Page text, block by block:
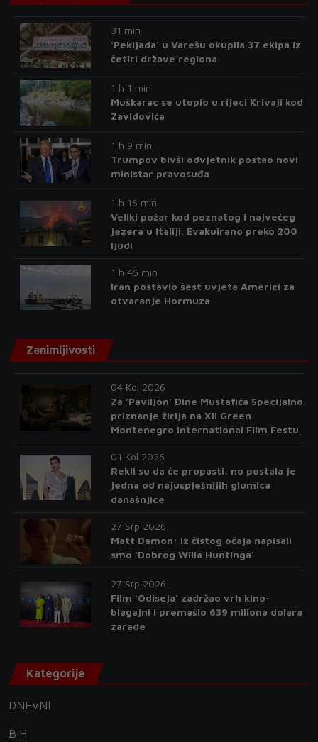
31 min
'Pekijada' u Varešu okupila 37 ekipa iz
četiri države regiona
1 h 1 min
Muškarac se utopio u rijeci Krivaji kod
Zavidovića
1 h 9 min
Trumpov bivši odvjetnik postao novi
ministar pravosuđa
1 h 16 min
Veliki požar kod poznatog i najvećeg
jezera u Italiji. Evakuirano preko 200
ljudi
1 h 45 min
Iran postavio šest uvjeta Americi za
otvaranje Hormuza
Zanimljivosti
04 Kol 2026
Za 'Paviljon' Dine Mustafića Specijalno
priznanje žirija na XII Green
Montenegro International Film Festu
01 Kol 2026
Rekli su da će propasti, no postala je
jedna od najuspješnijih glumica
današnjice
27 Srp 2026
Matt Damon: Iz čistog očaja napisali
smo 'Dobrog Willa Huntinga'
27 Srp 2026
Film 'Odiseja' zadržao vrh kino-
blagajni i premašio 639 miliona dolara
zarade
Kategorije
DNEVNI
BIH